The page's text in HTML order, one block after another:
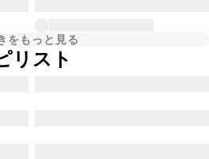
をもっと見る
リスト